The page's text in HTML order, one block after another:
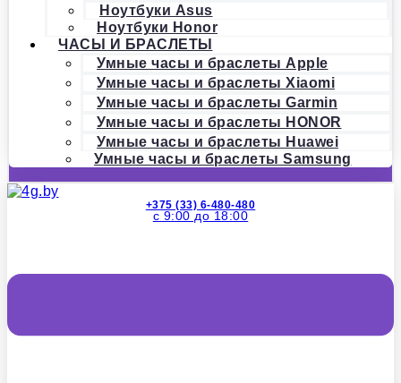
Ноутбуки Asus
Ноутбуки Honor
ЧАСЫ И БРАСЛЕТЫ
Умные часы и браслеты Apple
Умные часы и браслеты Xiaomi
Умные часы и браслеты Garmin
Умные часы и браслеты HONOR
Умные часы и браслеты Huawei
Умные часы и браслеты Samsung
+375 (33) 6-480-480
с 9:00 до 18:00